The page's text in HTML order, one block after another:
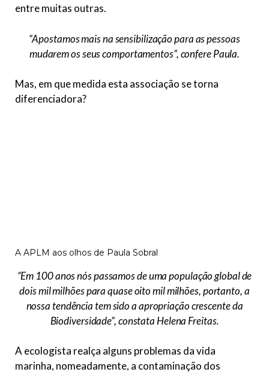
entre muitas outras.
“Apostamos mais na sensibilização para as pessoas
mudarem os seus comportamentos”,confere Paula.
Mas, em que medida esta associação se torna
diferenciadora?
A APLM aos olhos de Paula Sobral
“Em 100 anos nós passamos de uma população global de
dois mil milhões para quase oito mil milhões, portanto, a
nossa tendência tem sido a apropriação crescente da
Biodiversidade”,constata Helena Freitas.
A ecologista realça alguns problemas da vida
marinha, nomeadamente, a contaminação dos